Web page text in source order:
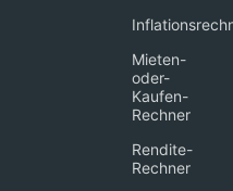
Mieten-
oder-
Kaufen-
Rechner
Rendite-
Rechner